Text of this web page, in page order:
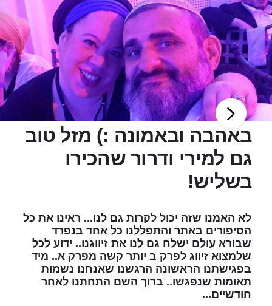
באהבה ובאמונה :) מזל טוב
גם למירי ודרור שהכירו
בשליש!
לא האמנו שזה יכול לקרות גם לנו... ראינו את כל
הסיפורים באתר והתפללנו כל אחד בנפרד
שבורא עולם ישלח גם לנו את זיווגנו.. ידוע לכל
שלמצוא זיווג לפרק ב יותר קשה מפרק א.. מיד
בפגישתנו הראשונה הרגשנו שאנחנו נשמות
תאומות שנפגשו.. ברוך השם התחתנו לאחר
חודשיים...